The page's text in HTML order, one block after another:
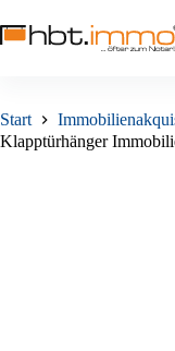
Inhalt
springen
Start
Klapptürhänger